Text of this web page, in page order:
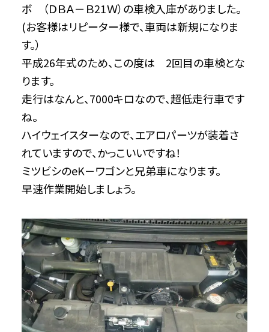
ボ （ＤＢＡ－Ｂ21Ｗ）の車検入庫がありました。
(お客様はリピーター様で、車両は新規になりま
す。）
平成26年式のため、この度は 2回目の車検とな
ります。
走行はなんと、7000キロなので、超低走行車です
ね。
ハイウェイスターなので、エアロパーツが装着さ
れていますので、かっこいいですね！
ミツビシのeK－ワゴンと兄弟車になります。
早速作業開始しましょう。